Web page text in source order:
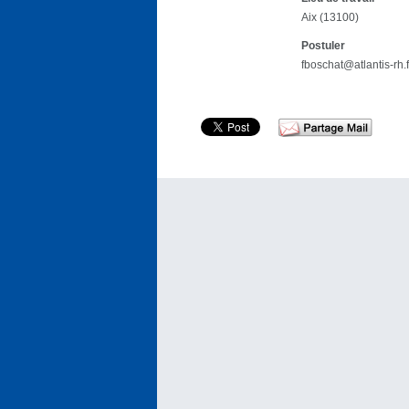
Aix (13100)
Postuler
fboschat@atlantis-